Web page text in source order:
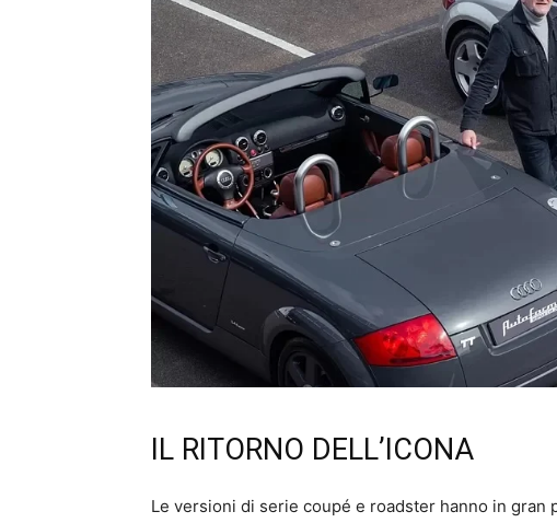
IL RITORNO DELL’ICONA
Le versioni di serie coupé e roadster hanno in gran